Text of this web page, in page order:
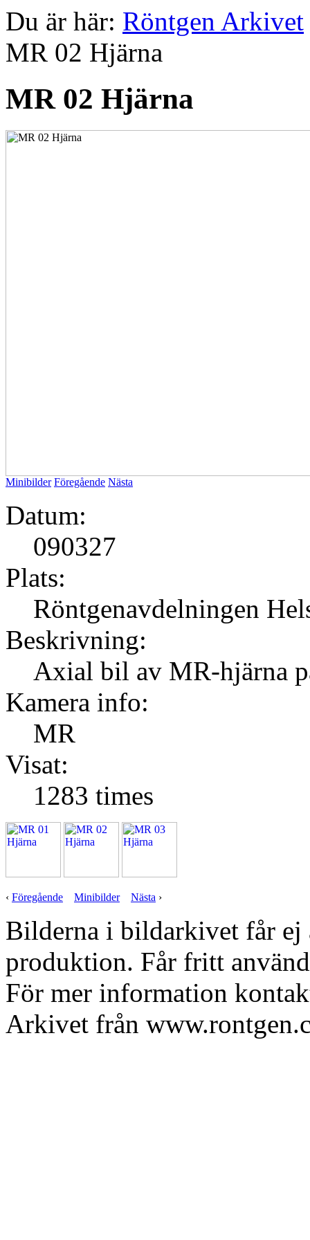
Du är här: Röntgen Arkivet
MR 02 Hjärna
MR 02 Hjärna
Minibilder Föregående Nästa
Datum:
090327
Plats:
Röntgenavdelningen
Beskrivning:
Axial bil av MR-hjärna
Kamera info:
MR
Visat:
1283 times
‹ Föregående Minibilder Nästa ›
Bilderna i bildarkivet får ej
produktion. Får fritt
För mer information
Arkivet från